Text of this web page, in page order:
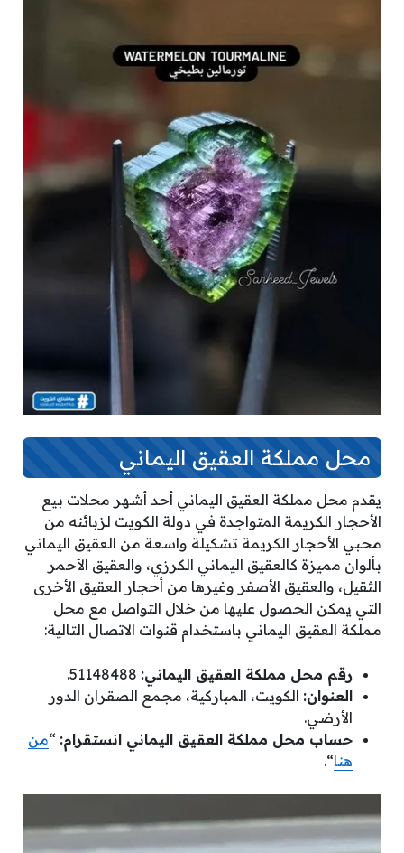
محل مملكة العقيق اليماني
يقدم محل مملكة العقيق اليماني أحد أشهر محلات بيع
الأحجار الكريمة المتواجدة في دولة الكويت لزبائنه من
محبي الأحجار الكريمة تشكيلة واسعة من العقيق اليماني
بألوان مميزة كالعقيق اليماني الكرزي، والعقيق الأحمر
الثقيل، والعقيق الأصفر وغيرها من أحجار العقيق الأخرى
التي يمكن الحصول عليها من خلال التواصل مع محل
مملكة العقيق اليماني باستخدام قنوات الاتصال التالية:
رقم محل مملكة العقيق اليماني:
العنوان: الكويت، المباركية، مجمع الصقران الدور
الأرضي.
حساب محل مملكة العقيق اليماني انستقرام: “من
هنا“.